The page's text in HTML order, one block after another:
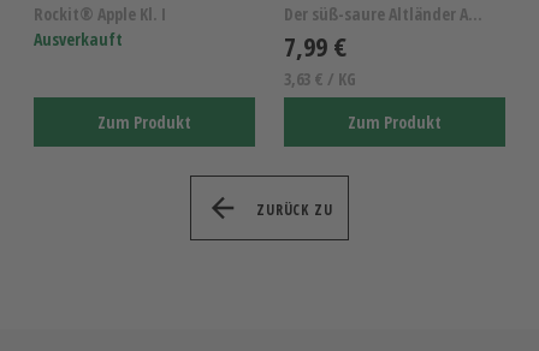
Rockit® Apple Kl. I
Ausverkauft
Zum Produkt
Der süß-saure Altländer Apfel Kl.1
7,99 €
3,63 € / KG
Zum Produkt
ZURÜCK ZU